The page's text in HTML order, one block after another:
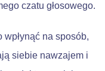
czatu głosowego.
na sposób,
siebie nawzajem i